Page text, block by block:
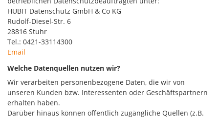
HUBIT Datenschutz GmbH & Co KG
Rudolf-Diesel-Str. 6
28816 Stuhr
Tel.: 0421-33114300
Email
Welche Datenquellen nutzen wir?
Wir verarbeiten personenbezogene Daten, die wir von
unseren Kunden bzw. Interessenten oder Geschäftspartnern
erhalten haben.
Darüber hinaus können öffentlich zugängliche Quellen (z.B.